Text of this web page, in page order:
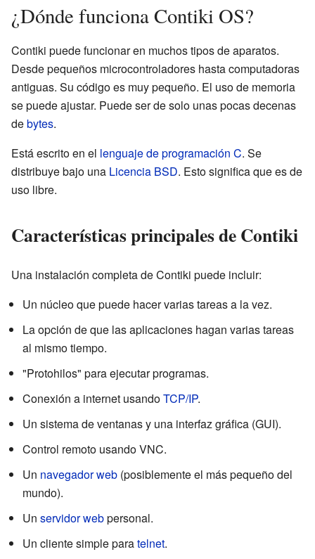
¿Dónde funciona Contiki OS?
Contiki puede funcionar en muchos tipos de aparatos.
Desde pequeños microcontroladores hasta computadoras
antiguas. Su código es muy pequeño. El uso de memoria
se puede ajustar. Puede ser de solo unas pocas decenas
debytes.
Está escrito en el lenguaje de programación C. Se
distribuye bajo una Licencia BSD. Esto significa que es de
uso libre.
Características principales de Contiki
Una instalación completa de Contiki puede incluir:
Un núcleo que puede hacer varias tareas a la vez.
La opción de que las aplicaciones hagan varias tareas
al mismo tiempo.
"Protohilos" para ejecutar programas.
Conexión a internet usandoTCP/IP.
Un sistema de ventanas y una interfaz gráfica (GUI).
Control remoto usando VNC.
Un navegador web (posiblemente el más pequeño del
mundo).
Un servidor webpersonal.
Un cliente simple paratelnet.